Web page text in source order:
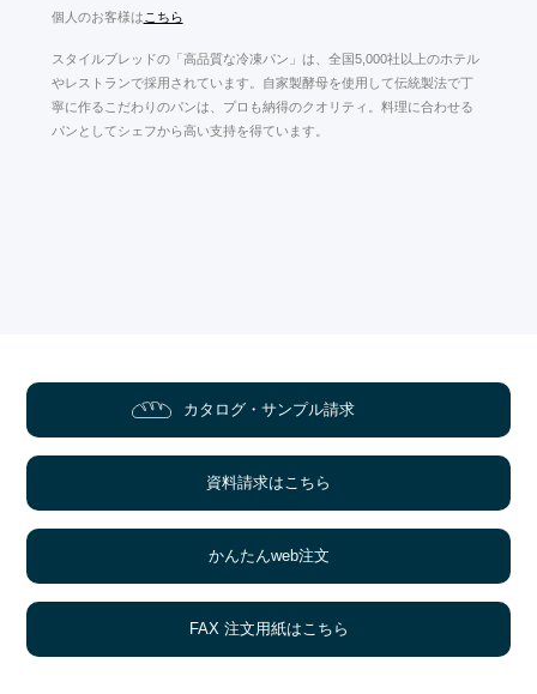
個人のお客様は こちら
スタイルブレッドの「高品質な冷凍パン」は、全国5,000社以上のホテル
やレストランで採用されています。自家製酵母を使用して伝統製法で丁
寧に作るこだわりのパンは、プロも納得のクオリティ。料理に合わせる
パンとしてシェフから高い支持を得ています。
カタログ・サンプル請求
資料請求はこちら
かんたんweb注文
FAX 注文用紙はこちら